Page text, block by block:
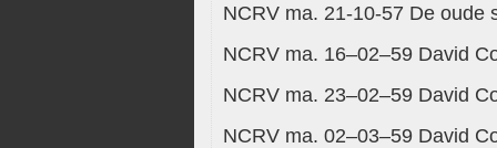
NCRV ma. 21-10-57 De oude
NCRV ma. 16–02–59 David
NCRV ma. 23–02–59 David
NCRV ma. 02–03–59 David